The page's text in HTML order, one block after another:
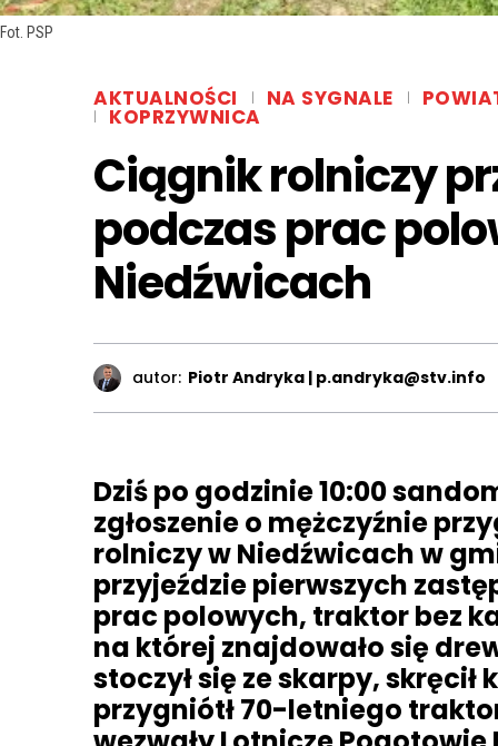
Fot. PSP
AKTUALNOŚCI NA SYGNALE
KOPRZYWNICA
Ciągnik rolniczy
podczas prac
Niedźwicach
autor: Piotr Andryka | p.andryka@stv.info
Dziś po godzinie 10:00
zgłoszenie o mężczyźnie
rolniczy w Niedźwicach w
przyjeździe pierwszych
prac polowych, traktor bez
na której znajdowało się
stoczył się ze skarpy, skręcił
przygniótł 70-letniego